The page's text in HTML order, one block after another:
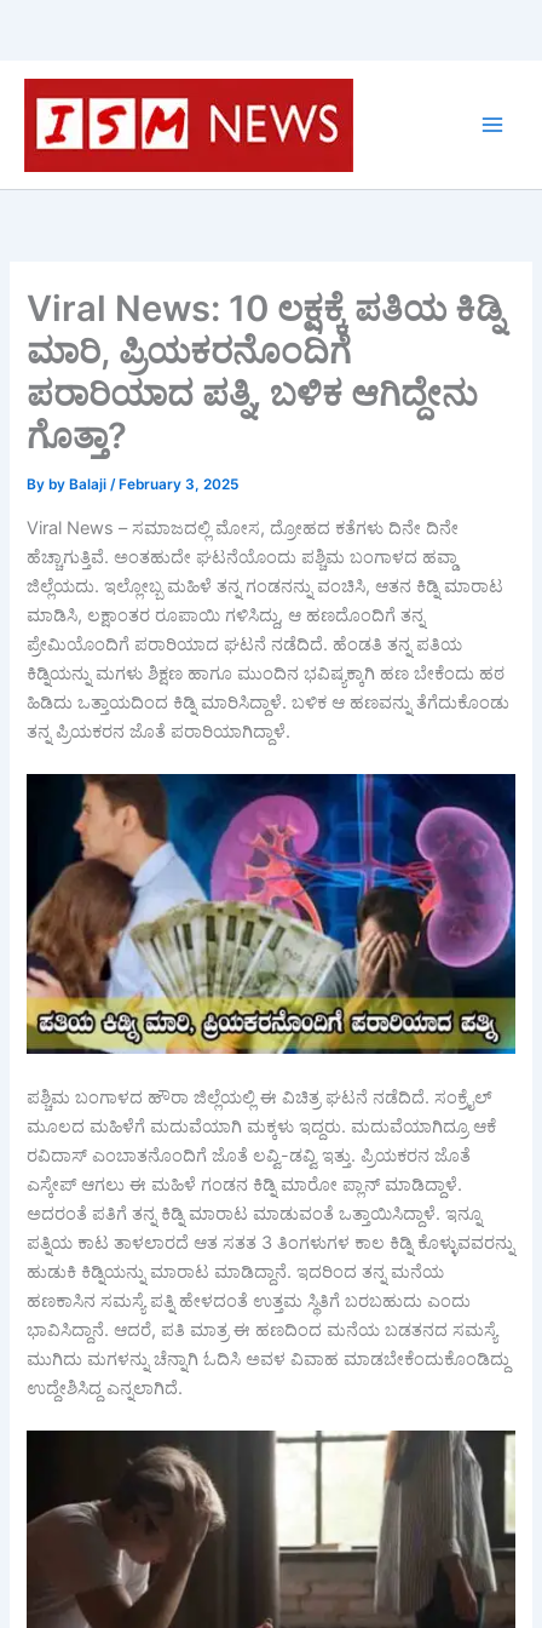
Skip
content
Viral News: 10 ಲಕ್ಷಕ್ಕೆ ಪತಿಯ ಕಿಡ್ನಿ
ಮಾರಿ, ಪ್ರಿಯಕರನೊಂದಿಗೆ
ಪರಾರಿಯಾದ ಪತ್ನಿ, ಬಳಿಕ ಆಗಿದ್ದೇನು
ಗೊತ್ತಾ?
By by Balaji/ February 3, 2025
Viral News – ಸಮಾಜದಲ್ಲಿ ಮೋಸ, ದ್ರೋಹದ ಕತೆಗಳು ದಿನೇ ದಿನೇ
ಹೆಚ್ಚಾಗುತ್ತಿವೆ. ಅಂತಹುದೇ ಘಟನೆಯೊಂದು ಪಶ್ಚಿಮ ಬಂಗಾಳದ ಹವ್ಡಾ
ಜಿಲ್ಲೆಯದು. ಇಲ್ಲೋಬ್ಬ ಮಹಿಳೆ ತನ್ನ ಗಂಡನನ್ನು ವಂಚಿಸಿ, ಆತನ ಕಿಡ್ನಿ ಮಾರಾಟ
ಮಾಡಿಸಿ, ಲಕ್ಷಾಂತರ ರೂಪಾಯಿ ಗಳಿಸಿದ್ದು, ಆ ಹಣದೊಂದಿಗೆ ತನ್ನ
ಪ್ರೇಮಿಯೊಂದಿಗೆ ಪರಾರಿಯಾದ ಘಟನೆ ನಡೆದಿದೆ. ಹೆಂಡತಿ ತನ್ನ ಪತಿಯ
ಕಿಡ್ನಿಯನ್ನು ಮಗಳು ಶಿಕ್ಷಣ ಹಾಗೂ ಮುಂದಿನ ಭವಿಷ್ಯಕ್ಕಾಗಿ ಹಣ ಬೇಕೆಂದು ಹಠ
ಹಿಡಿದು ಒತ್ತಾಯದಿಂದ ಕಿಡ್ನಿ ಮಾರಿಸಿದ್ದಾಳೆ. ಬಳಿಕ ಆ ಹಣವನ್ನು ತೆಗೆದುಕೊಂಡು
ತನ್ನ ಪ್ರಿಯಕರನ ಜೊತೆ ಪರಾರಿಯಾಗಿದ್ದಾಳೆ.
ಪಶ್ಚಿಮ ಬಂಗಾಳದ ಹೌರಾ ಜಿಲ್ಲೆಯಲ್ಲಿ ಈ ವಿಚಿತ್ರ ಘಟನೆ ನಡೆದಿದೆ. ಸಂಕ್ರೈಲ್
ಮೂಲದ ಮಹಿಳೆಗೆ ಮದುವೆಯಾಗಿ ಮಕ್ಕಳು ಇದ್ದರು. ಮದುವೆಯಾಗಿದ್ರೂ ಆಕೆ
ರವಿದಾಸ್​ ಎಂಬಾತನೊಂದಿಗೆ ಜೊತೆ ಲವ್ವಿ-ಡವ್ವಿ ಇತ್ತು. ಪ್ರಿಯಕರನ ಜೊತೆ
ಎಸ್ಕೇಪ್ ಆಗಲು ಈ ಮಹಿಳೆ ಗಂಡನ ಕಿಡ್ನಿ ಮಾರೋ ಪ್ಲಾನ್ ಮಾಡಿದ್ದಾಳೆ.
ಅದರಂತೆ ಪತಿಗೆ ತನ್ನ ಕಿಡ್ನಿ ಮಾರಾಟ ಮಾಡುವಂತೆ ಒತ್ತಾಯಿಸಿದ್ದಾಳೆ. ಇನ್ನೂ
ಪತ್ನಿಯ ಕಾಟ ತಾಳಲಾರದೆ ಆತ ಸತತ 3 ತಿಂಗಳುಗಳ ಕಾಲ ಕಿಡ್ನಿ ಕೊಳ್ಳುವವರನ್ನು
ಹುಡುಕಿ ಕಿಡ್ನಿಯನ್ನು ಮಾರಾಟ ಮಾಡಿದ್ದಾನೆ. ಇದರಿಂದ ತನ್ನ ಮನೆಯ
ಹಣಕಾಸಿನ ಸಮಸ್ಯೆ ಪತ್ನಿ ಹೇಳದಂತೆ ಉತ್ತಮ ಸ್ಥಿತಿಗೆ ಬರಬಹುದು ಎಂದು
ಭಾವಿಸಿದ್ದಾನೆ. ಆದರೆ, ಪತಿ ಮಾತ್ರ ಈ ಹಣದಿಂದ ಮನೆಯ ಬಡತನದ ಸಮಸ್ಯೆ
ಮುಗಿದು ಮಗಳನ್ನು ಚೆನ್ನಾಗಿ ಓದಿಸಿ ಅವಳ ವಿವಾಹ ಮಾಡಬೇಕೆಂದುಕೊಂಡಿದ್ದು
ಉದ್ದೇಶಿಸಿದ್ದ ಎನ್ನಲಾಗಿದೆ.